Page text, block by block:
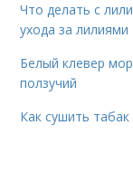
Что делать с
ухода за лилиями
Белый клевер
ползучий
Как сушить